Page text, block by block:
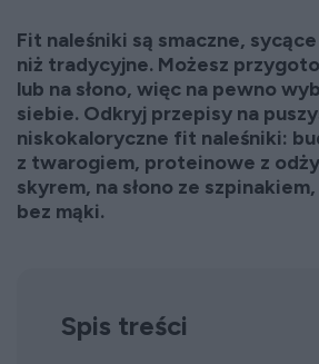
Fit naleśniki są smaczne,
niż tradycyjne. Możesz
lub na słono, więc na pewno
siebie. Odkryj przepisy na
niskokaloryczne fit naleśniki:
z twarogiem, proteinowe z
skyrem, na słono ze
bez mąki.
Spis treści